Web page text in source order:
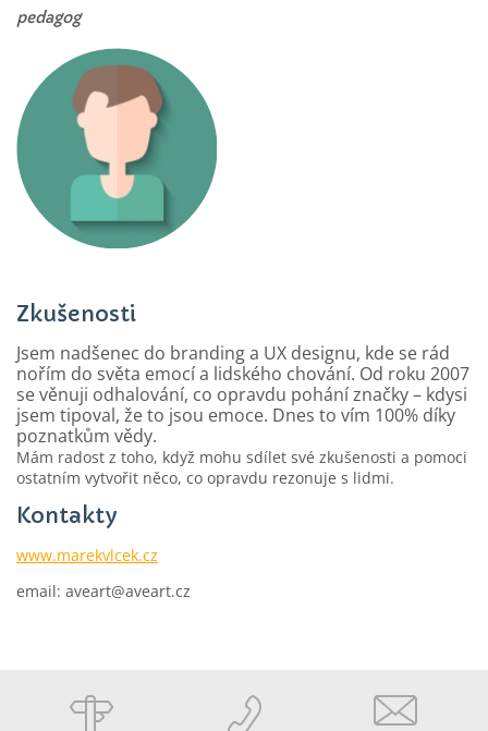
pedagog
Zkušenosti
Jsem nadšenec do branding a UX designu, kde se rád
nořím do světa emocí a lidského chování. Od roku 2007
se věnuji odhalování, co opravdu pohání značky – kdysi
jsem tipoval, že to jsou emoce. Dnes to vím 100% díky
poznatkům vědy.
Mám radost z toho, když mohu sdílet své zkušenosti a pomoci
ostatním vytvořit něco, co opravdu rezonuje s lidmi.
Kontakty
www.marekvlcek.cz
email: aveart@aveart.cz